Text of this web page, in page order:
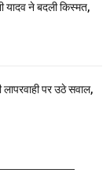
यादव ने बदली किस्मत,
लापरवाही पर उठे सवाल,